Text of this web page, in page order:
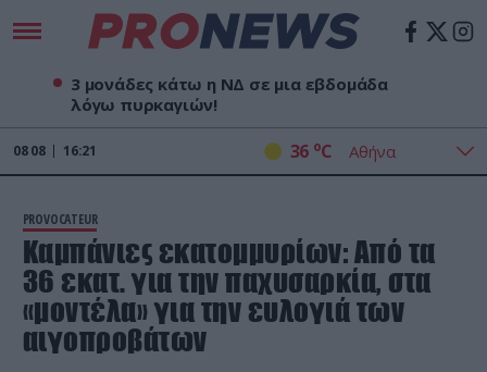
3 μονάδες κάτω η ΝΔ σε μια εβδομάδα
λόγω πυρκαγιών!
08 08 16:21 36 oC
PROVOCATEUR
Καμπάνιες εκατομμυρίων: Από τα
36 εκατ. για την παχυσαρκία, στα
«μοντέλα» για την ευλογιά των
αιγοπροβάτων